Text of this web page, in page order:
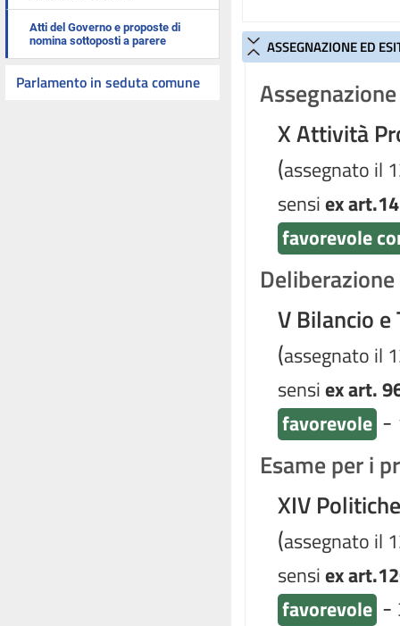
Atti del Governo e proposte di
nomina sottoposti a parere
Parlamento in seduta comune
ASSEGNAZIONE ED
X Attività
(assegnato il
sensiex
favorevole
V Bilancio e
(assegnato il
sensiex art.
favorevole -
Esame per i
XIV
(assegnato il
sensiex
favorevole -